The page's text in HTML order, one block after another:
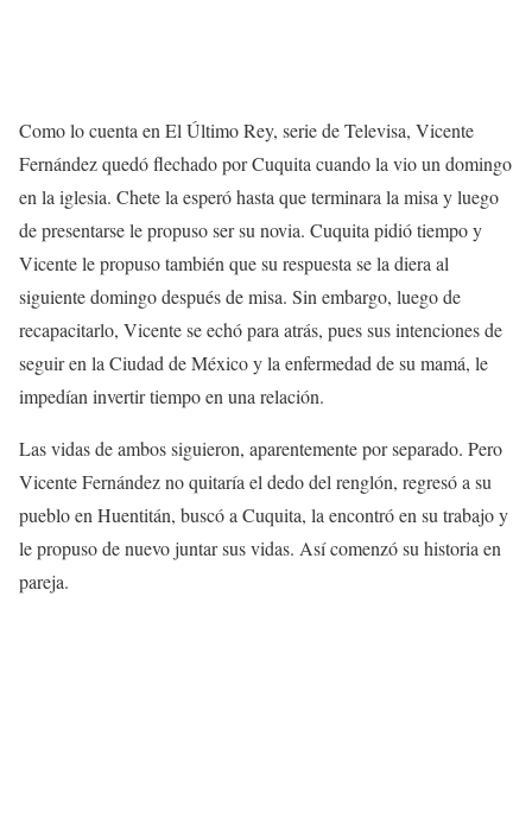
Como lo cuenta en El Último Rey, serie de Televisa, Vicente
Fernández quedó flechado por Cuquita cuando la vio un domingo
en la iglesia. Chete la esperó hasta que terminara la misa y luego
de presentarse le propuso ser su novia. Cuquita pidió tiempo y
Vicente le propuso también que su respuesta se la diera al
siguiente domingo después de misa. Sin embargo, luego de
recapacitarlo, Vicente se echó para atrás, pues sus intenciones de
seguir en la Ciudad de México y la enfermedad de su mamá, le
impedían invertir tiempo en una relación.
Las vidas de ambos siguieron, aparentemente por separado. Pero
Vicente Fernández no quitaría el dedo del renglón, regresó a su
pueblo en Huentitán, buscó a Cuquita, la encontró en su trabajo y
le propuso de nuevo juntar sus vidas. Así comenzó su historia en
pareja.